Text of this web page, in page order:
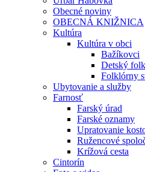
Obecné noviny
OBECNÁ KNIŽNICA
Kultúra
Kultúra v obci
Bažíkovci
Detský
Folklórny
Ubytovanie a služby
Farnosť
Farský úrad
Farské oznamy
Upratovanie
Ružencové
Krížová cesta
Cintorín